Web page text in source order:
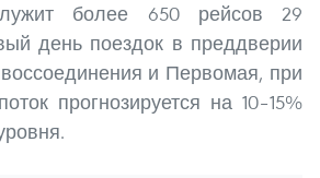
более 650 рейсов 29
день поездок в преддверии
и Первомая, при
прогнозируется на 10–15%